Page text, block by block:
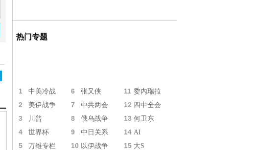
热门专题
1 中美冷战 6 张又侠 11 委内瑞拉
2 美伊战争 7 中共两会 12 四中全会
3 川普 8 俄乌战争 13 何卫东
4 世界杯 9 中日关系 14 AI
5 万维专栏 10 以伊战争 15 大S